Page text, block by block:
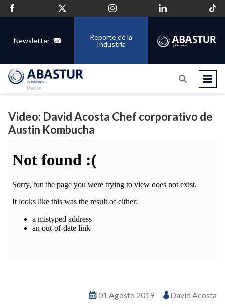
Newsletter
Reporte de la
Industria
Video: David Acosta Chef corporativo de
Austin Kombucha
01 Agosto 2019 David Acosta